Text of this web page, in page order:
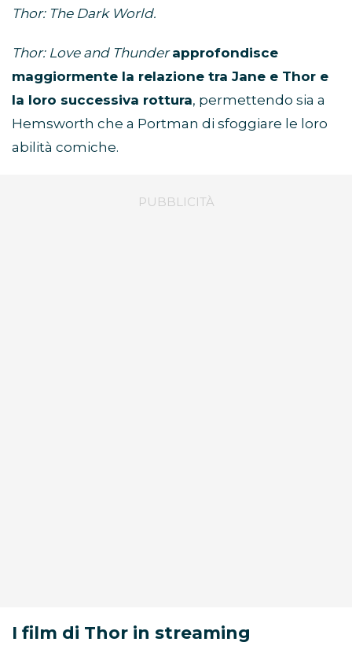
Thor: The Dark World.
Thor: Love and Thunder approfondisce
maggiormente la relazione tra Jane e Thor e
la loro successiva rottura, permettendo sia a
Hemsworth che a Portman di sfoggiare le loro
abilità comiche.
I film di Thor in streaming